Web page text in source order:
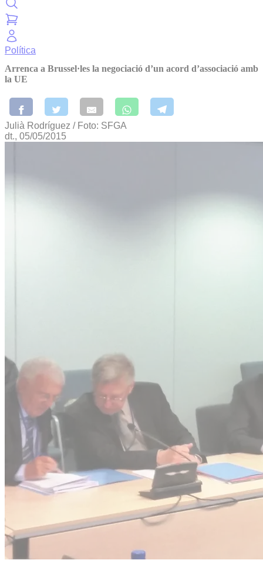
Política
Arrenca a Brussel·les la negociació d’un acord d’associació amb
la UE
Julià Rodríguez / Foto: SFGA
dt., 05/05/2015